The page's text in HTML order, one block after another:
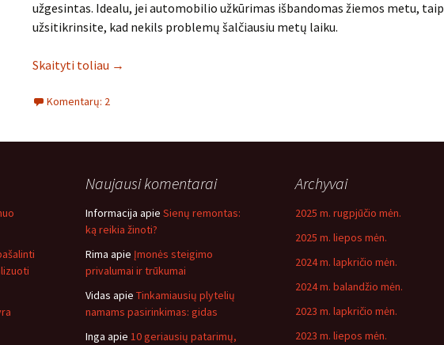
užgesintas. Idealu, jei automobilio užkūrimas išbandomas žiemos metu, taip
užsitikrinsite, kad nekils problemų šalčiausiu metų laiku.
Skaityti toliau →
Komentarų: 2
Naujausi komentarai
Informacija apie Sienų remontas:
ką reikia žinoti?
Rima apie Įmonės steigimo
privalumai ir trūkumai
Vidas apie Tinkamiausių plytelių
namams pasirinkimas: gidas
Inga apie 10 geriausių patarimų,
Archyvai
2025 m. rugpjūčio mėn.
2025 m. liepos mėn.
2024 m. lapkričio mėn.
2024 m. balandžio mėn.
2023 m. lapkričio mėn.
2023 m. liepos mėn.